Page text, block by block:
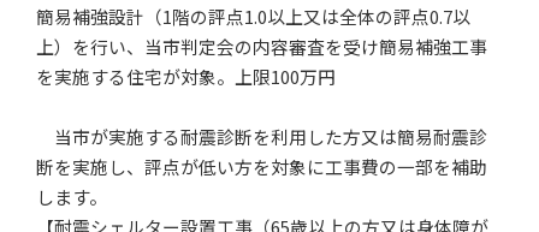
簡易補強設計（1階の評点1.0以上又は全体の評点0.7以
上）を行い、当市判定会の内容審査を受け簡易補強工事
を実施する住宅が対象。上限100万円
当市が実施する耐震診断を利用した方又は簡易耐震診
断を実施し、評点が低い方を対象に工事費の一部を補助
します。
【耐震シェルター設置工事（65歳以上の方又は身体障が